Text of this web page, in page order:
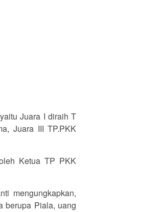
Juara I diraih T
Juara III TP.PKK
Ketua TP PKK
mengungkapkan,
berupa Piala, uang